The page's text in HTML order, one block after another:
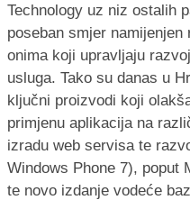
Technology uz niz ostalih
poseban smjer
onima koji upravljaju
usluga. Tako su danas u
ključni proizvodi koji
primjenu aplikacija na
izradu web servisa te
Windows Phone 7), poput
te novo izdanje vodeće